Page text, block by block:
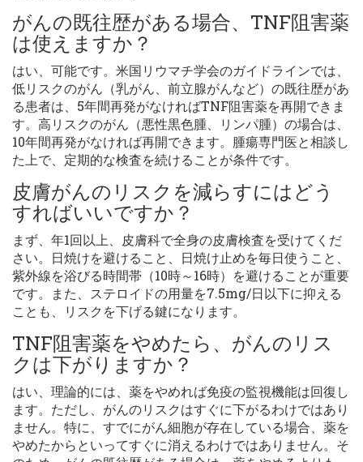
がんの既往歴がある場合、TNF阻害薬
は使えますか？
はい、可能です。米国リウマチ学会のガイドラインでは、
低リスクのがん（乳がん、前立腺がんなど）の既往歴があ
る患者は、5年間再発がなければTNF阻害薬を再開できま
す。高リスクのがん（悪性黒色腫、リンパ腫）の場合は、
10年間再発がなければ再開できます。腫瘍専門医と相談し
た上で、定期的な検査を続けることが条件です。
皮膚がんのリスクを減らすにはどう
すればいいですか？
まず、年1回以上、皮膚科で全身の皮膚検査を受けてくだ
さい。日焼けを避けること、日焼け止めを毎日使うこと、
紫外線を浴びる時間帯（10時～16時）を避けることが重要
です。また、ステロイドの用量を7.5mg/日以下に抑える
ことも、リスクを下げる鍵になります。
TNF阻害薬をやめたら、がんのリス
クは下がりますか？
はい、理論的には、薬をやめれば免疫の監視機能は回復し
ます。ただし、がんのリスクはすぐに下がるわけではあり
ません。特に、すでにがん細胞が存在している場合、薬を
やめたからといってすぐに消えるわけではありません。そ